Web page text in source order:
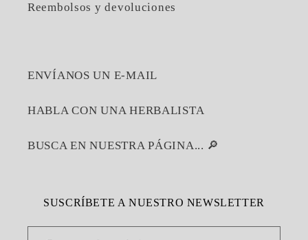
Reembolsos y devoluciones
ENVÍANOS UN E-MAIL
HABLA CON UNA HERBALISTA
BUSCA EN NUESTRA PÁGINA... 🔎
SUSCRÍBETE A NUESTRO NEWSLETTER